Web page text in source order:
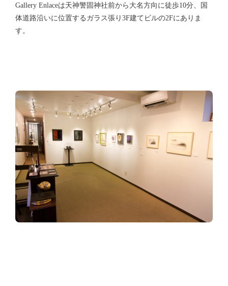
Gallery Enlaceは天神警固神社前から大名方向に徒歩10分、国
体道路沿いに位置するガラス張り3F建てビルの2Fにありま
す。